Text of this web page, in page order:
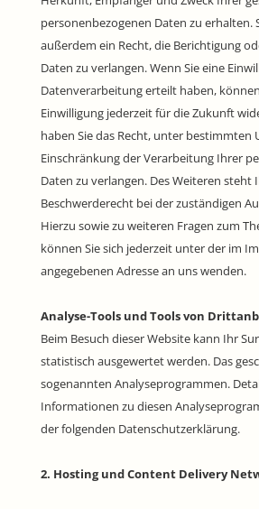
personenbezogenen Daten zu erhalten.
außerdem ein Recht, die Berichtigung
Daten zu verlangen. Wenn Sie eine
Datenverarbeitung erteilt haben,
Einwilligung jederzeit für die Zukunft
haben Sie das Recht, unter bestimmten
Einschränkung der Verarbeitung Ihrer
Daten zu verlangen. Des Weiteren steht
Beschwerderecht bei der zuständigen
Hierzu sowie zu weiteren Fragen zum
können Sie sich jederzeit unter der im
angegebenen Adresse an uns wenden.
Analyse-Tools und Tools von
Beim Besuch dieser Website kann Ihr
statistisch ausgewertet werden. Das
sogenannten Analyseprogrammen.
Informationen zu diesen
der folgenden Datenschutzerklärung.
2. Hosting und Content Delivery